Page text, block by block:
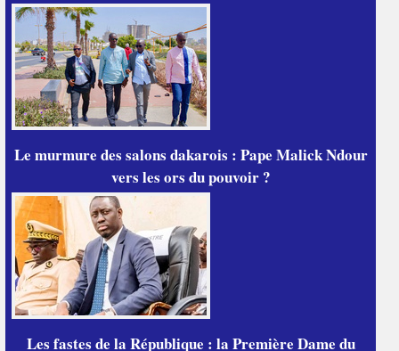
Le murmure des salons dakarois : Pape Malick Ndour
vers les ors du pouvoir ?
Les fastes de la République : la Première Dame du